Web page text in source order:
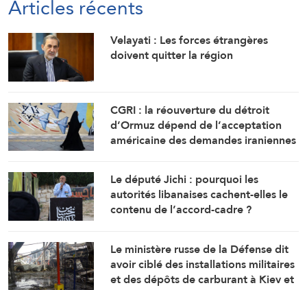
Articles récents
Velayati : Les forces étrangères
doivent quitter la région
CGRI : la réouverture du détroit
d’Ormuz dépend de l’acceptation
américaine des demandes iraniennes
Le député Jichi : pourquoi les
autorités libanaises cachent-elles le
contenu de l’accord-cadre ?
Le ministère russe de la Défense dit
avoir ciblé des installations militaires
et des dépôts de carburant à Kiev et